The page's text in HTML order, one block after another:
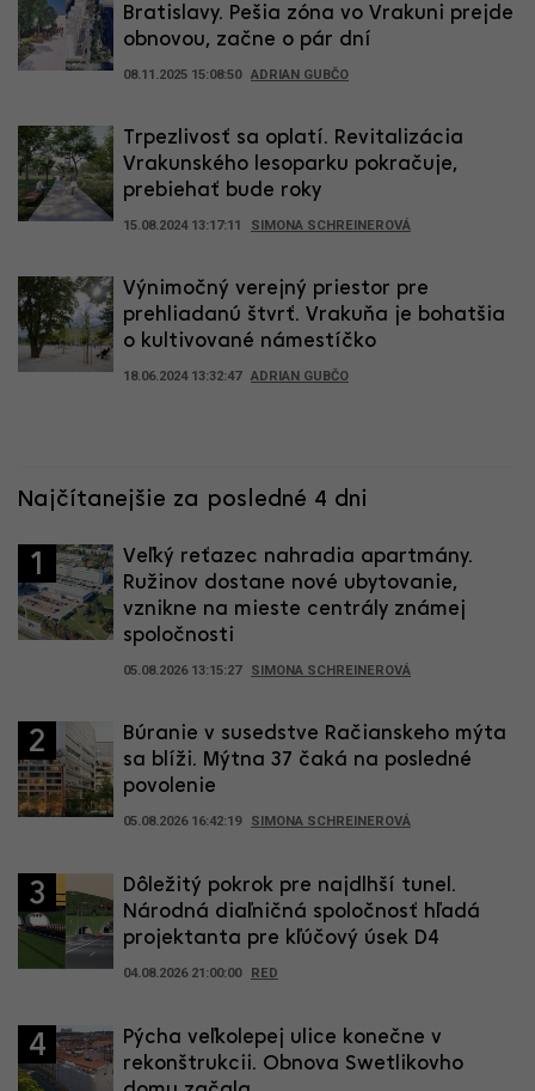
Bratislavy. Pešia zóna vo Vrakuni prejde
obnovou, začne o pár dní
08.11.2025 15:08:50 ADRIAN GUBČO
Trpezlivosť sa oplatí. Revitalizácia
Vrakunského lesoparku pokračuje,
prebiehať bude roky
15.08.2024 13:17:11 SIMONA SCHREINEROVÁ
Výnimočný verejný priestor pre
prehliadanú štvrť. Vrakuňa je bohatšia
o kultivované námestíčko
18.06.2024 13:32:47 ADRIAN GUBČO
Najčítanejšie za posledné 4 dni
1
Veľký reťazec nahradia apartmány.
Ružinov dostane nové ubytovanie,
vznikne na mieste centrály známej
spoločnosti
05.08.2026 13:15:27 SIMONA SCHREINEROVÁ
2
Búranie v susedstve Račianskeho mýta
sa blíži. Mýtna 37 čaká na posledné
povolenie
05.08.2026 16:42:19 SIMONA SCHREINEROVÁ
3
Dôležitý pokrok pre najdlhší tunel.
Národná diaľničná spoločnosť hľadá
projektanta pre kľúčový úsek D4
04.08.2026 21:00:00 RED
4
Pýcha veľkolepej ulice konečne v
rekonštrukcii. Obnova Swetlikovho